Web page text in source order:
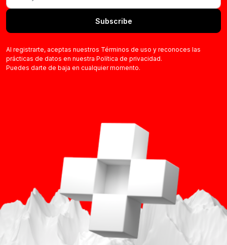
Subscribe
Al registrarte, aceptas nuestros Términos de uso y reconoces las
prácticas de datos en nuestra Política de privacidad.
Puedes darte de baja en cualquier momento.